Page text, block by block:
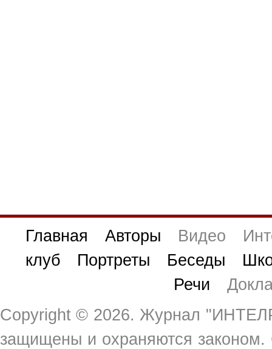
Главная Авторы Видео
клуб
Портреты Беседы
Речи
Copyright © 2026. Журнал
защищены и охраняются